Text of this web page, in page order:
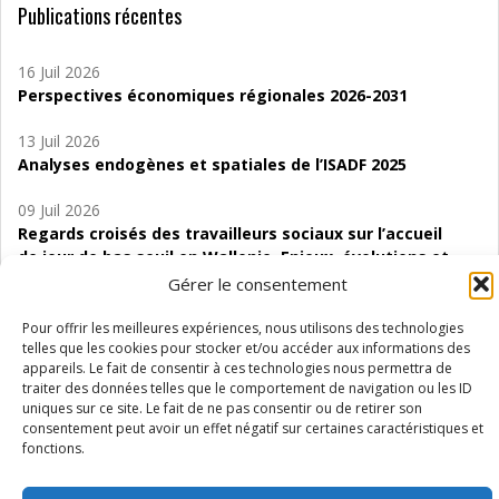
Gérer le consentement
Pour offrir les meilleures expériences, nous utilisons des technologies
telles que les cookies pour stocker et/ou accéder aux informations des
appareils. Le fait de consentir à ces technologies nous permettra de
traiter des données telles que le comportement de navigation ou les ID
uniques sur ce site. Le fait de ne pas consentir ou de retirer son
consentement peut avoir un effet négatif sur certaines caractéristiques et
fonctions.
Publications récentes
16 Juil 2026
Perspectives économiques régionales 2026-2031
13 Juil 2026
Analyses endogènes et spatiales de l’ISADF 2025
09 Juil 2026
Regards croisés des travailleurs sociaux sur l’accueil
de jour de bas seuil en Wallonie. Enjeux, évolutions et
06 Juil 2026
Étude d’évaluabilité des Structures
d’accompagnement à l’autocréation d’emploi (SAACE)
01 Juil 2026
Pénurie du personnel infirmier :quels indicateurs
Wallonie ?